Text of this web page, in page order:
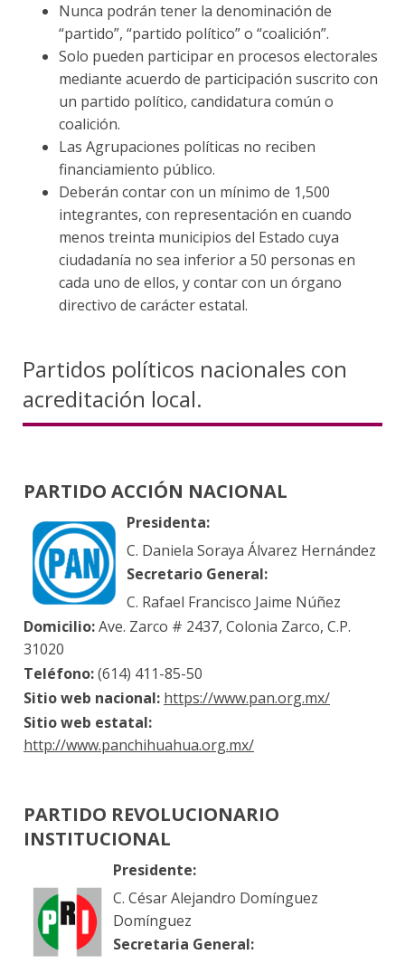
Nunca podrán tener la denominación de
“partido”, “partido político” o “coalición”.
Solo pueden participar en procesos electorales
mediante acuerdo de participación suscrito con
un partido político, candidatura común o
coalición.
Las Agrupaciones políticas no reciben
financiamiento público.
Deberán contar con un mínimo de 1,500
integrantes, con representación en cuando
menos treinta municipios del Estado cuya
ciudadanía no sea inferior a 50 personas en
cada uno de ellos, y contar con un órgano
directivo de carácter estatal.
Partidos políticos nacionales con
acreditación local.
PARTIDO ACCIÓN NACIONAL
Presidenta:
C. Daniela Soraya Álvarez Hernández
Secretario General:
C. Rafael Francisco Jaime Núñez
Domicilio:Ave. Zarco # 2437, Colonia Zarco, C.P.
31020
Teléfono:(614) 411-85-50
Sitio web nacional: https://www.pan.org.mx/
Sitio web estatal:
http://www.panchihuahua.org.mx/
PARTIDO REVOLUCIONARIO
INSTITUCIONAL
Presidente:
C. César Alejandro Domínguez
Domínguez
Secretaria General: